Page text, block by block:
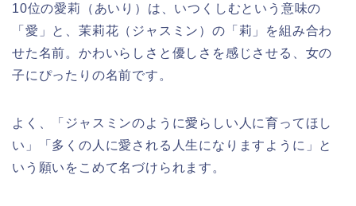
10位の愛莉（あいり）は、いつくしむという意味の
「愛」と、茉莉花（ジャスミン）の「莉」を組み合わ
せた名前。かわいらしさと優しさを感じさせる、女の
子にぴったりの名前です。
よく、「ジャスミンのように愛らしい人に育ってほし
い」「多くの人に愛される人生になりますように」と
いう願いをこめて名づけられます。